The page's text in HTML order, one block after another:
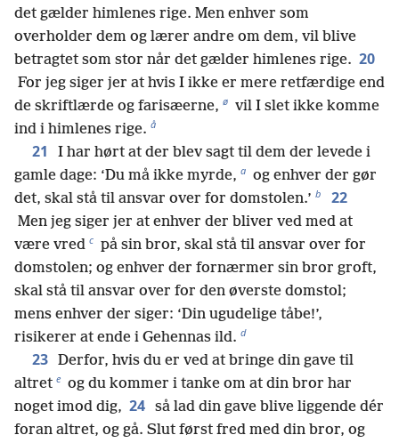
det gælder himlenes rige. Men enhver som
overholder dem og lærer andre om dem, vil blive
betragtet som stor når det gælder himlenes rige. 20
For jeg siger jer at hvis I ikke er mere retfærdige end
de skriftlærde og farisæerne, ø vil I slet ikke komme
ind i himlenes rige. å
21
I har hørt at der blev sagt til dem der levede i
gamle dage: ‘Du må ikke myrde, a og enhver der gør
det, skal stå til ansvar over for domstolen.’ b 22
Men jeg siger jer at enhver der bliver ved med at
være vred c på sin bror, skal stå til ansvar over for
domstolen; og enhver der fornærmer sin bror groft,
skal stå til ansvar over for den øverste domstol;
mens enhver der siger: ‘Din ugudelige tåbe!’,
risikerer at ende i Gehennas ild. d
23 Derfor, hvis du er ved at bringe din gave til
altret e og du kommer i tanke om at din bror har
noget imod dig, 24 så lad din gave blive liggende dér
foran altret, og gå. Slut først fred med din bror, og